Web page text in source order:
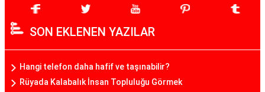
SON EKLENEN YAZILAR
Hangi telefon daha hafif ve taşınabilir?
Rüyada Kalabalık İnsan Topluluğu Görmek